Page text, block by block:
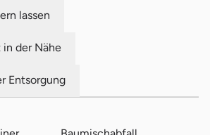
lassen
der Nähe
Entsorgung